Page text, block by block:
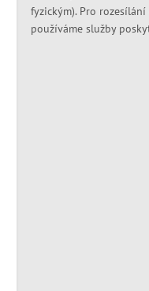
fyzickým). Pro
používáme služby